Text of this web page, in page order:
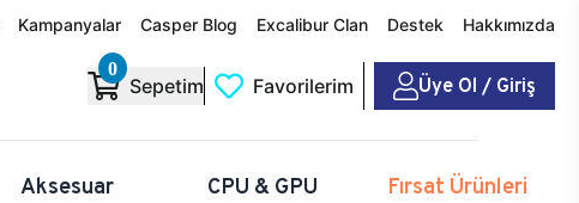
Kampanyalar Casper Blog Excalibur Clan Destek Hakkımızda
0
Sepetim Favorilerim Üye Ol / Giriş
Aksesuar CPU & GPU Fırsat Ürünleri